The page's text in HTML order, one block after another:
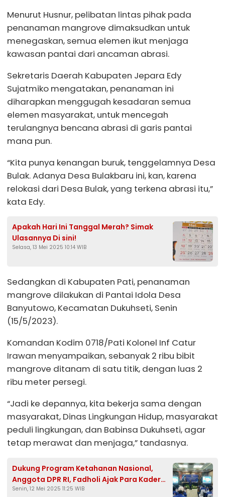
Menurut Husnur, pelibatan lintas pihak pada
penanaman mangrove dimaksudkan untuk
menegaskan, semua elemen ikut menjaga
kawasan pantai dari ancaman abrasi.
Sekretaris Daerah Kabupaten Jepara Edy
Sujatmiko mengatakan, penanaman ini
diharapkan menggugah kesadaran semua
elemen masyarakat, untuk mencegah
terulangnya bencana abrasi di garis pantai
mana pun.
“Kita punya kenangan buruk, tenggelamnya Desa
Bulak. Adanya Desa Bulakbaru ini, kan, karena
relokasi dari Desa Bulak, yang terkena abrasi itu,”
kata Edy.
Apakah Hari Ini Tanggal Merah? Simak
Ulasannya Di sini!
Selasa, 13 Mei 2025 10:14 WIB
Sedangkan di Kabupaten Pati, penanaman
mangrove dilakukan di Pantai Idola Desa
Banyutowo, Kecamatan Dukuhseti, Senin
(15/5/2023).
Komandan Kodim 0718/Pati Kolonel Inf Catur
Irawan menyampaikan, sebanyak 2 ribu bibit
mangrove ditanam di satu titik, dengan luas 2
ribu meter persegi.
“Jadi ke depannya, kita bekerja sama dengan
masyarakat, Dinas Lingkungan Hidup, masyarakat
peduli lingkungan, dan Babinsa Dukuhseti, agar
tetap merawat dan menjaga,” tandasnya.
Dukung Program Ketahanan Nasional,
Anggota DPR RI, Fadholi Ajak Para Kader
Partai Kawal Demokrasi
Senin, 12 Mei 2025 11:25 WIB